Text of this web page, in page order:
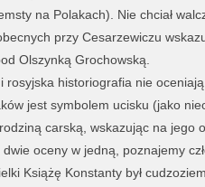
na Polakach). Nie chciał
przy Cesarzewiczu
Olszynką Grochowską.
rosyjska historiografia nie
jest symbolem ucisku (jako
carską, wskazując na jego
oceny w jedną, poznajemy
Książę Konstanty był